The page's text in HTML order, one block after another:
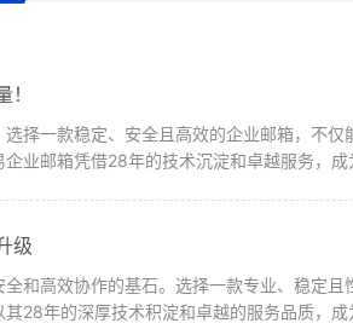
择一款稳定、安全且高效的企业邮箱，不
业邮箱凭借28年的技术沉淀和卓越服务，
级
和高效协作的基石。选择一款专业、稳定
28年的深厚技术积淀和卓越的服务品质，